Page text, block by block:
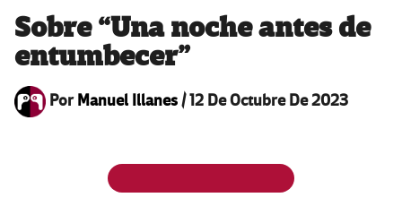
Sobre “Una noche antes de
entumbecer”
PorManuel Illanes/12 De Octubre De 2023